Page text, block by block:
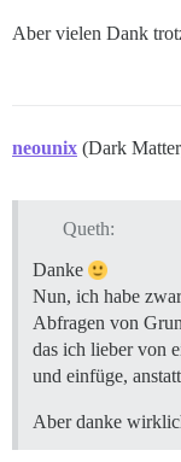
Aber vielen Dank
neounix (Dark
Queth:
Danke
Nun, ich habe
Abfragen von
das ich lieber von
und einfüge,
Aber danke